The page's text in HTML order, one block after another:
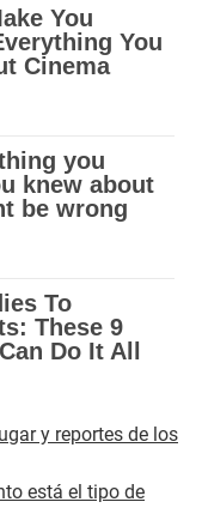
y reportes de los
está el tipo de